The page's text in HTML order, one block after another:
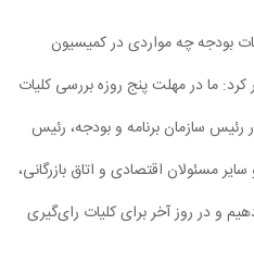
بودجه چه مواردی در کمیسیون
کرد: ما در مهلت پنج روزه بررسی کلیات
سازمان برنامه و بودجه، رئیس
مسئولان اقتصادی و اتاق بازرگانی،
و در روز آخر برای کلیات رای‌گیری